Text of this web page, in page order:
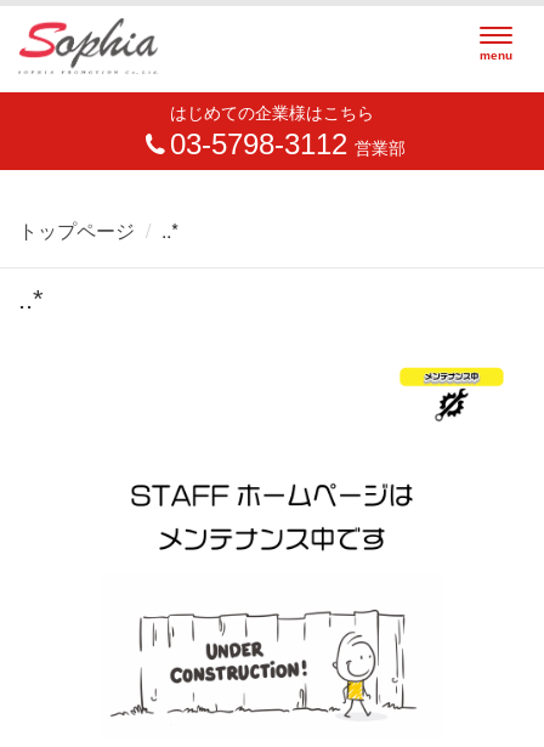
menu
はじめての企業様はこちら
03-5798-3112 営業部
トップページ ..*
..*